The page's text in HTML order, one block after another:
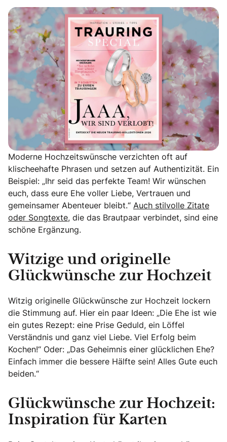
Moderne Hochzeitswünsche verzichten oft auf
klischeehafte Phrasen und setzen auf Authentizität. Ein
Beispiel: „Ihr seid das perfekte Team! Wir wünschen
euch, dass eure Ehe voller Liebe, Vertrauen und
gemeinsamer Abenteuer bleibt.“ Auch stilvolle Zitate
oder Songtexte, die das Brautpaar verbindet, sind eine
schöne Ergänzung.
Witzige und originelle
Glückwünsche zur Hochzeit
Witzig originelle Glückwünsche zur Hochzeit lockern
die Stimmung auf. Hier ein paar Ideen: „Die Ehe ist wie
ein gutes Rezept: eine Prise Geduld, ein Löffel
Verständnis und ganz viel Liebe. Viel Erfolg beim
Kochen!“ Oder: „Das Geheimnis einer glücklichen Ehe?
Einfach immer die bessere Hälfte sein! Alles Gute euch
beiden.“
Glückwünsche zur Hochzeit:
Inspiration für Karten